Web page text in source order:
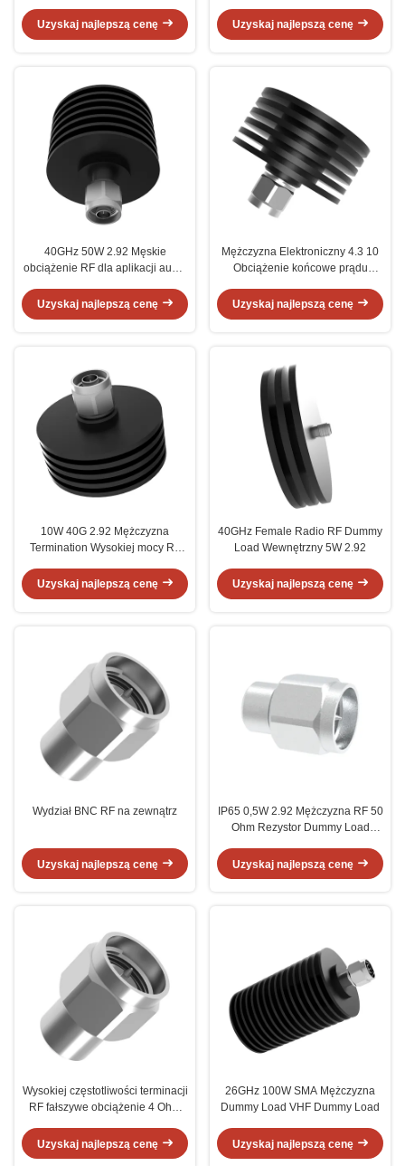
Uzyskaj najlepszą cenę Uzyskaj najlepszą cenę
40GHz 50W 2.92 Męskie
obciążenie RF dla aplikacji audio
Uzyskaj najlepszą cenę
Mężczyzna Elektroniczny 4.3 10
Obciążenie końcowe prądu
Uzyskaj najlepszą cenę
10W 40G 2.92 Mężczyzna
Termination Wysokiej mocy RF
Uzyskaj najlepszą cenę
40GHz Female Radio RF Dummy
Load Wewnętrzny 5W 2.92
Uzyskaj najlepszą cenę
Wydział BNC RF na zewnątrz
Uzyskaj najlepszą cenę
IP65 0,5W 2.92 Mężczyzna RF 50
Ohm Rezystor Dummy Load
Uzyskaj najlepszą cenę
Wysokiej częstotliwości terminacji
RF fałszywe obciążenie 4 Ohm
Uzyskaj najlepszą cenę
26GHz 100W SMA Mężczyzna
Dummy Load VHF Dummy Load
Uzyskaj najlepszą cenę